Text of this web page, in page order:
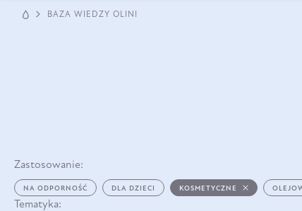
BAZA WIEDZY OLINI
Zastosowanie:
NA ODPORNOŚĆ DLA DZIECI KOSMETYCZNE
Tematyka: